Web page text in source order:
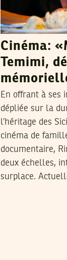
Cinéma:
Temimi,
En offrant à ses
dépliée sur la
l’héritage des
cinéma de
documentaire,
deux échelles,
surplace.